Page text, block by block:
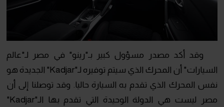
وقد أكد مصدر مسؤول كبير بـ"رينو" في مصر لـ"عالم
السيارات" أن المحرك الذي سيتم توفيره لـ"Kadjar" الجديدة هو
نفس المحرك الذي تقدم به السيارة حاليا. وقد توصلنا إلى أن
مصر ليست هي الدولة الوحيدة التي تقدم بها الـ"Kadjar"